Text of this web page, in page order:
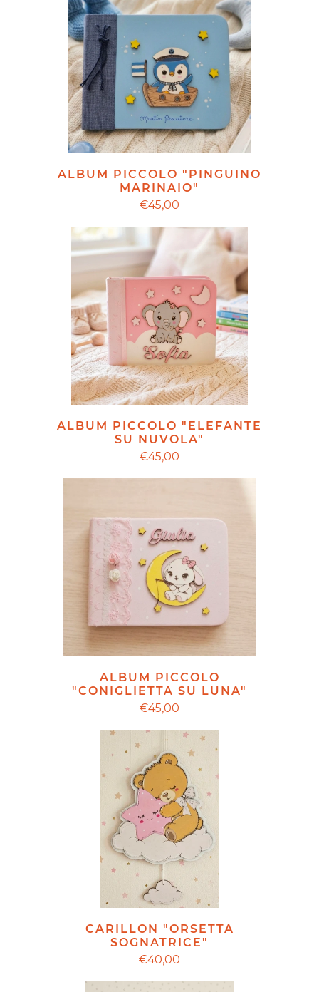
ALBUM PICCOLO "PINGUINO
MARINAIO"
€45,00
ALBUM PICCOLO "ELEFANTE
SU NUVOLA"
€45,00
ALBUM PICCOLO
"CONIGLIETTA SU LUNA"
€45,00
CARILLON "ORSETTA
SOGNATRICE"
€40,00